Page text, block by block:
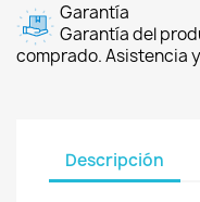
Garantía
Garantía del
comprado. Asistencia
Descripción